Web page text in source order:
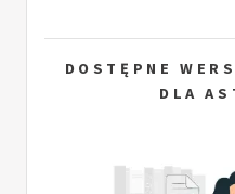
DOSTĘPNE
DLA